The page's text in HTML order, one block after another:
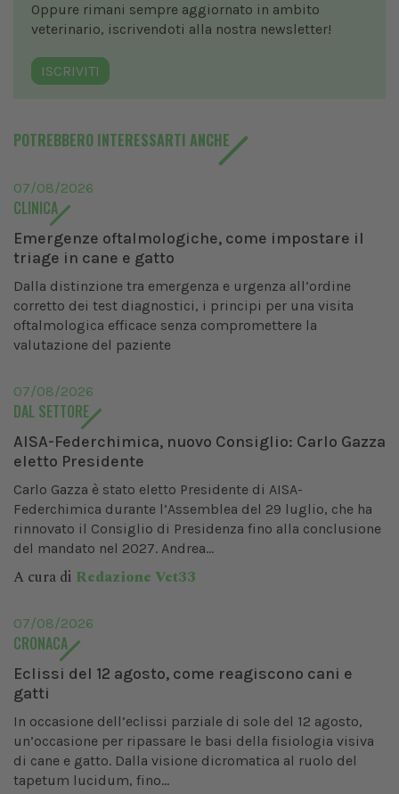
Oppure rimani sempre aggiornato in ambito
veterinario, iscrivendoti alla nostra newsletter!
ISCRIVITI
POTREBBERO INTERESSARTI ANCHE
07/08/2026
CLINICA
Emergenze oftalmologiche, come impostare il
triage in cane e gatto
Dalla distinzione tra emergenza e urgenza all’ordine
corretto dei test diagnostici, i principi per una visita
oftalmologica efficace senza compromettere la
valutazione del paziente
07/08/2026
DAL SETTORE
AISA-Federchimica, nuovo Consiglio: Carlo Gazza
eletto Presidente
Carlo Gazza è stato eletto Presidente di AISA-
Federchimica durante l’Assemblea del 29 luglio, che ha
rinnovato il Consiglio di Presidenza fino alla conclusione
del mandato nel 2027. Andrea...
A cura di Redazione Vet33
07/08/2026
CRONACA
Eclissi del 12 agosto, come reagiscono cani e
gatti
In occasione dell’eclissi parziale di sole del 12 agosto,
un’occasione per ripassare le basi della fisiologia visiva
di cane e gatto. Dalla visione dicromatica al ruolo del
tapetum lucidum, fino...